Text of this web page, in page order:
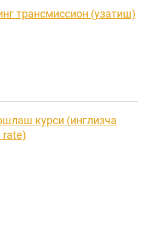
трансмиссион (узатиш)
курси (инглизча
rate)